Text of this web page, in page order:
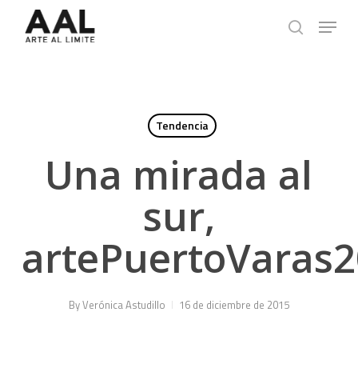
search
Menu
Tendencia
Una mirada al
sur,
ByVerónica Astudillo 16 de diciembre de 2015